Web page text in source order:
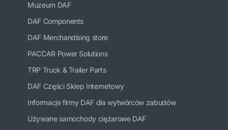
Muzeum DAF
DAF Components
DAF Merchandising store
PACCAR Power Solutions
TRP Truck & Trailer Parts
DAF Części Sklep Internetowy
Informacje firmy DAF dla wytwórców zabudów
Używane samochody ciężarowe DAF